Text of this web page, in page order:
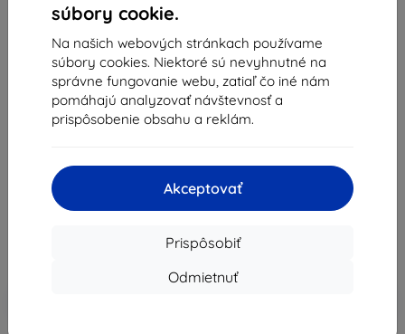
súbory cookie.
Na našich webových stránkach používame
súbory cookies. Niektoré sú nevyhnutné na
správne fungovanie webu, zatiaľ čo iné nám
pomáhajú analyzovať návštevnosť a
prispôsobenie obsahu a reklám.
Akceptovať
Prispôsobiť
Odmietnuť
Nudient
Kryt Nudient Thin for iPhone 14 Plus Pale Violet
(00-000-0050-0015)
Popis a špecifikácia
25,52 €
22,98 €